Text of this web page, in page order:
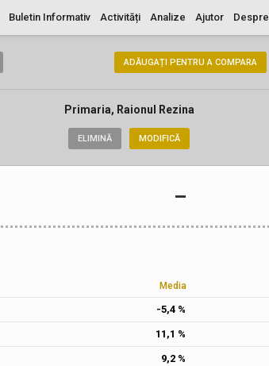
Despre
Ajutor
Analize
Activități
Buletin Informativ
ADĂUGAȚI PENTRU A COMPARA
Primaria, Raionul Rezina
ELIMINĂ MODIFICĂ
–
Media
-5,4 %
11,1 %
9,2 %